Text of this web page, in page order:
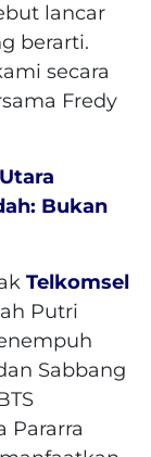
lancar
berarti.
secara
Fredy
Bukan
Telkomsel
Putri
Sabbang
Pararra